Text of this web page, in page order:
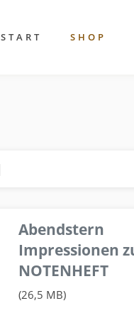
START SHOP
Abendstern
Impressionen
NOTENHEFT
(26,5 MB)